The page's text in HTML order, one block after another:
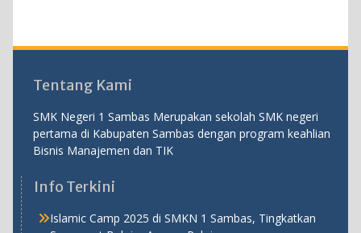
Tentang Kami
SMK Negeri 1 Sambas Merupakan sekolah SMK negeri
pertama di Kabupaten Sambas dengan program keahlian
Bisnis Manajemen dan TIK
Info Terkini
Islamic Camp 2025 di SMKN 1 Sambas, Tingkatkan